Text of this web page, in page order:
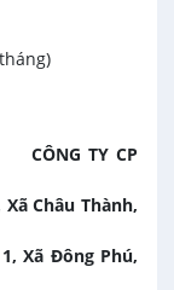
CÔNG TY CP
Châu Thành,
Xã Đông Phú,